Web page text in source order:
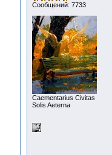
Сообщений: 7733
Сaementarius Civitas
Solis Aeterna